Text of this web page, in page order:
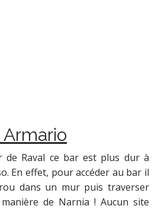
Armario
de Raval ce bar est plus dur à
En effet, pour accéder au bar il
dans un mur puis traverser
de Narnia ! Aucun site